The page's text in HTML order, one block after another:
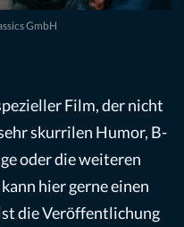
GmbH
Film, der nicht
skurrilen Humor, B-
oder die weiteren
hier gerne einen
die Veröffentlichung